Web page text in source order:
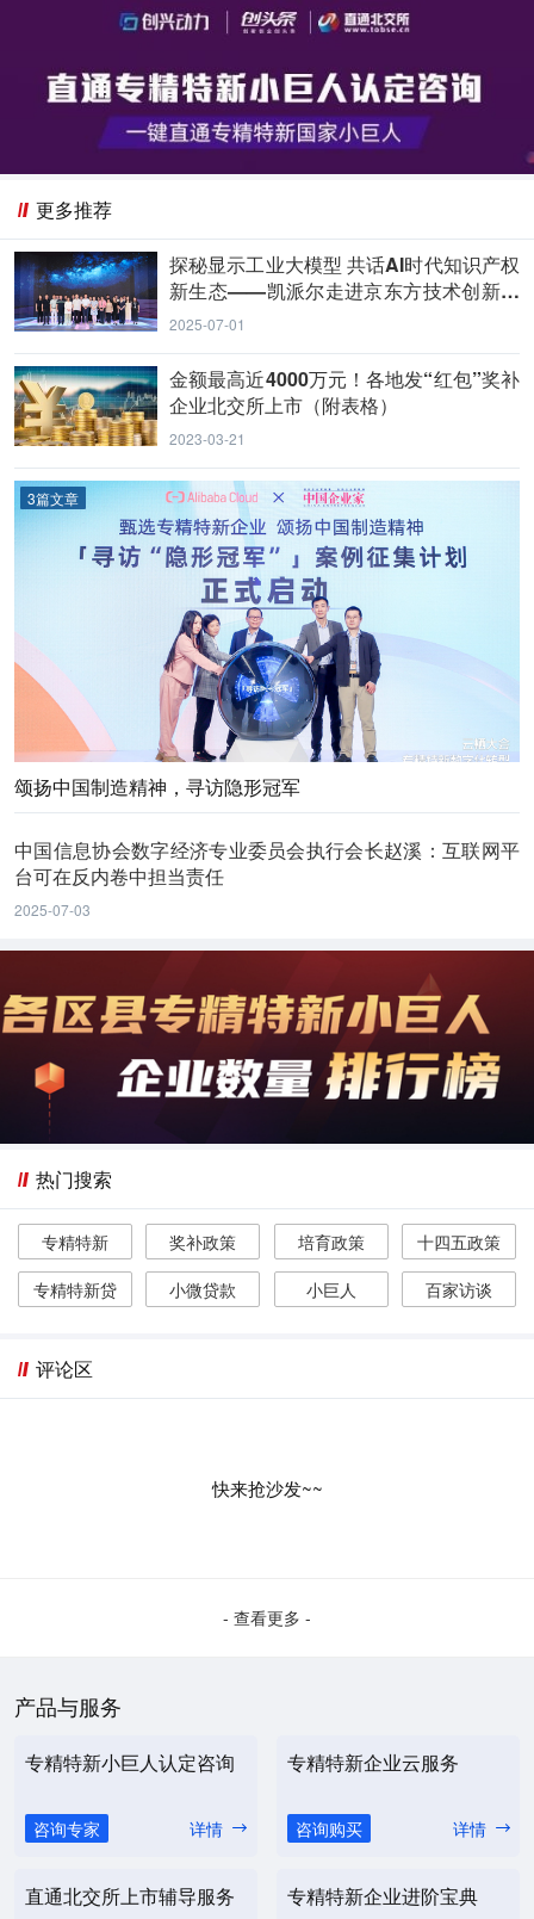
更多推荐
探秘显示工业大模型 共话AI时代知识产权
新生态——凯派尔走进京东方技术创新中
心
2025-07-01
金额最高近4000万元！各地发“红包”奖补
企业北交所上市（附表格）
2023-03-21
3篇文章
颂扬中国制造精神，寻访隐形冠军
中国信息协会数字经济专业委员会执行会长赵溪：互联网平
台可在反内卷中担当责任
2025-07-03
热门搜索
专精特新 奖补政策 培育政策
十四五政策
专精特新贷
小微贷款 小巨人 百家访谈
评论区
快来抢沙发~~
- 查看更多 -
产品与服务
专精特新小巨人认定咨询
咨询专家 详情
专精特新企业云服务
咨询购买 详情
直通北交所上市辅导服务 专精特新企业进阶宝典